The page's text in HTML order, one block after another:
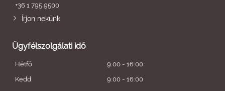
+36 1 795 9500
Írjon nekünk
Ügyfélszolgálati idő
Hétfő
9:00 - 16:00
Kedd
9:00 - 16:00